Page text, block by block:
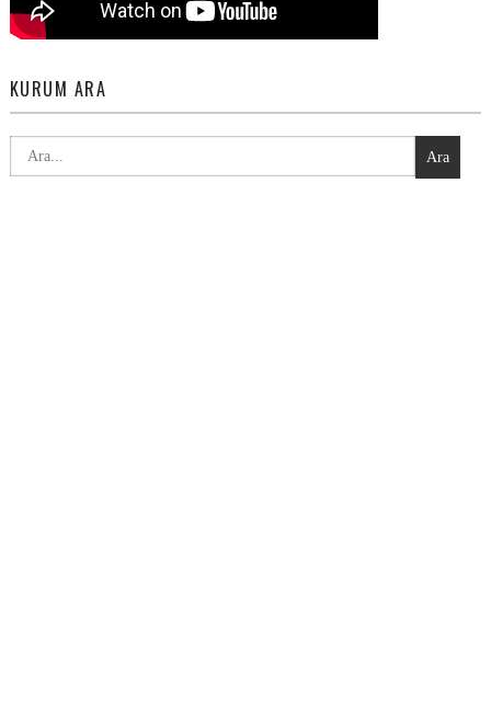
KURUM ARA
Ara